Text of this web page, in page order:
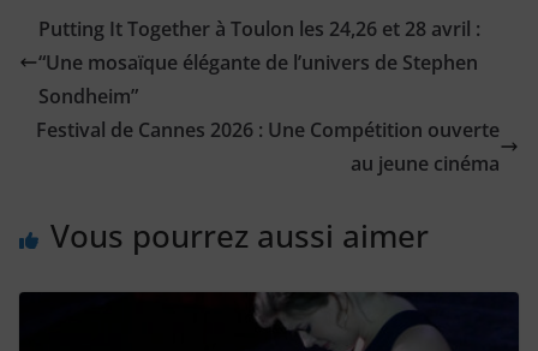
Putting It Together à Toulon les 24,26 et 28 avril :
“Une mosaïque élégante de l’univers de Stephen
Sondheim”
Festival de Cannes 2026 : Une Compétition ouverte
au jeune cinéma
Vous pourrez aussi aimer